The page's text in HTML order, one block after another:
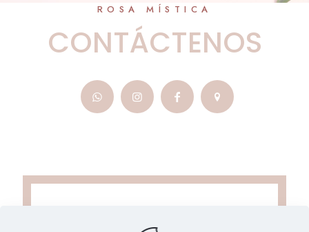
ROSA MÍSTICA
CONTÁCTENOS